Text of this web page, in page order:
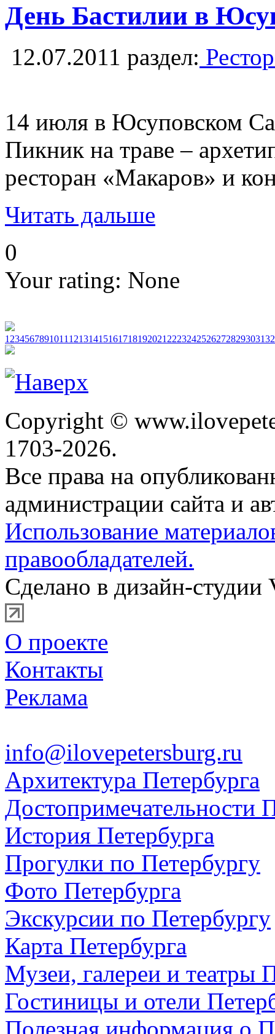
День Бастилии в
12.07.2011 раздел:
14 июля в Юсуповском
Пикник на траве –
ресторан «Макаров» и
Читать дальше
0
Your rating: None
1 234567891011 12131415161718192021 2223242526272829303132
Copyright ©
1703-2026.
Все права на
администрации сайта и
Использование
правообладателей.
Сделано в дизайн-студии
О проекте
Контакты
Реклама
info@ilovepetersburg.ru
Архитектура Петербурга
Достопримечательности
История Петербурга
Прогулки по Петербургу
Фото Петербурга
Экскурсии по Петербургу
Карта Петербурга
Музеи, галереи и театры
Гостиницы и отели